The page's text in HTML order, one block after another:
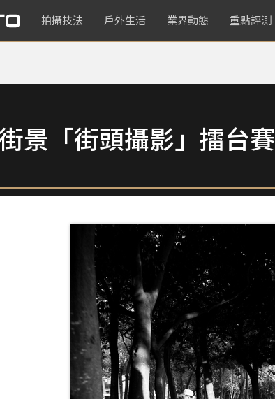
拍攝技法 戶外生活 業界動態 重點評測
景「街頭攝影」擂台賽